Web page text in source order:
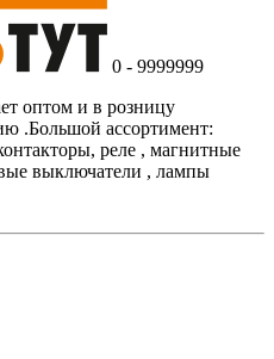
0 - 9999999
оптом и в розницу
.Большой ассортимент:
реле , магнитные
выключатели , лампы